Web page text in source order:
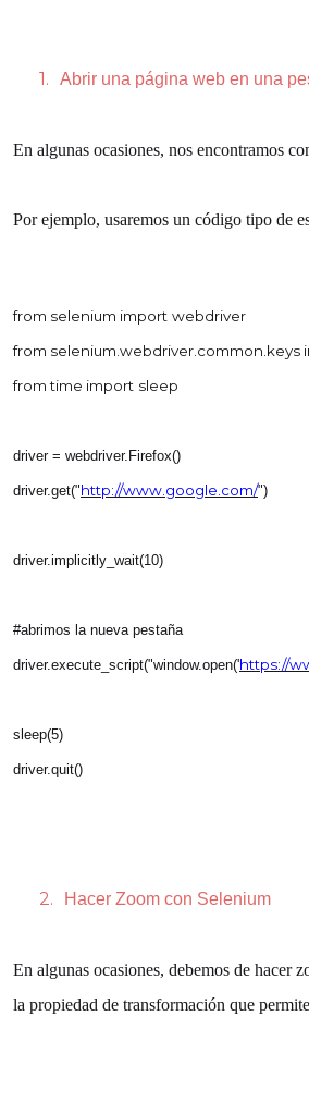
1. Abrir una página web en una
En algunas ocasiones, nos encontramos
Por ejemplo, usaremos un código tipo de
from selenium import webdriver
from selenium.webdriver.common.keys
from time import sleep
driver = webdriver.Firefox()
driver.get("http://www.google.com/")
driver.implicitly_wait(10)
#abrimos la nueva pestaña
driver.execute_script("window.open('https://
sleep(5)
driver.quit()
2. Hacer Zoom con Selenium
En algunas ocasiones, debemos de hacer
la propiedad de transformación que